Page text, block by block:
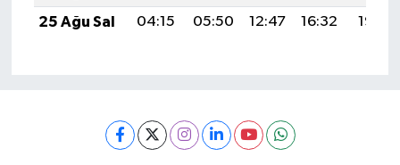
25 Ağu Sal
04:15 05:50 12:47 16:32 19:33